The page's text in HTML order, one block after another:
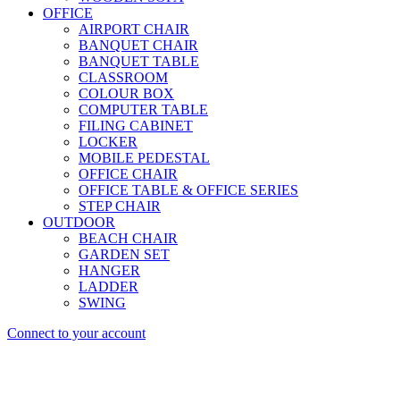
OFFICE
AIRPORT CHAIR
BANQUET CHAIR
BANQUET TABLE
CLASSROOM
COLOUR BOX
COMPUTER TABLE
FILING CABINET
LOCKER
MOBILE PEDESTAL
OFFICE CHAIR
OFFICE TABLE & OFFICE SERIES
STEP CHAIR
OUTDOOR
BEACH CHAIR
GARDEN SET
HANGER
LADDER
SWING
Connect to your account